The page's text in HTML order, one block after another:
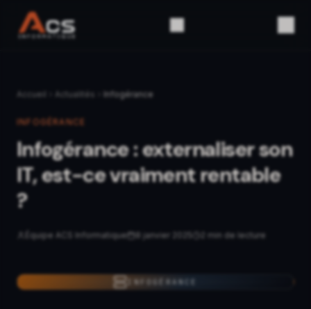
Accueil Actualités Infogérance
INFOGÉRANCE
Infogérance : externaliser son
IT, est-ce vraiment rentable
?
Équipe ACS Informatique 8 janvier 2025 min de lecture
INFOGÉRANCE